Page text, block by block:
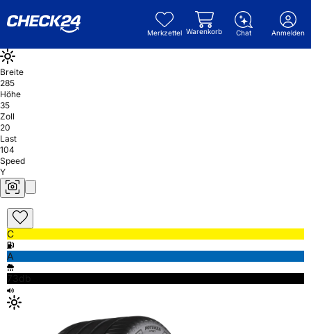
Merkzettel Warenkorb Chat Anmelden
Breite
285
Höhe
35
Zoll
20
Last
104
Speed
Y
C
A
73db